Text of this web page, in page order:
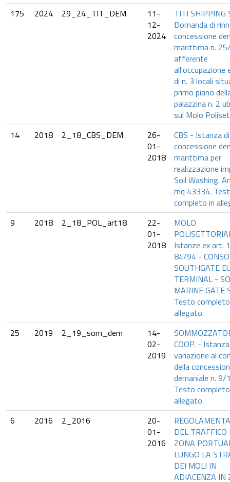
175
2024 29_24_TIT_DEM
11-
12-
2024
TITI SHIPPING
Domanda di
concessione
marittima n.
afferente
all'occupazione
di n. 3 locali
primo piano
palazzina n. 2
sul Molo
14
2018 2_18_CBS_DEM
26-
01-
2018
CBS - Istanza di
concessione
marittima per
realizzazione
Soil Washing.
mq 43334.
completo in
9
2018 2_18_POL_art18
22-
01-
2018
MOLO
Istanze ex art.
84/94 -
SOUTHGATE
TERMINAL -
MARINE GATE
Testo
allegato.
25
2019 2_19_som_dem
14-
02-
2019
COOP. -
variazione al
della
demaniale n. 9/
Testo
allegato.
6
2016 2_2016
20-
01-
2016
DEL TRAFFICO
ZONA
LUNGO LA
DEI MOLI IN
ADIACENZA IN